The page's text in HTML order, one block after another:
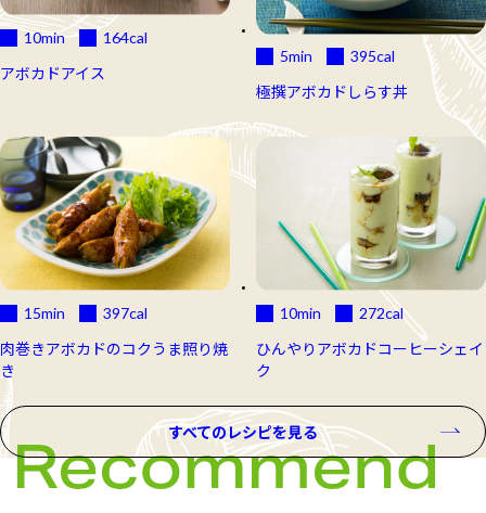
10min 164cal
アボカドアイス
5min 395cal
極撰アボカドしらす丼
15min 397cal
肉巻きアボカドのコクうま照り焼
き
10min 272cal
ひんやりアボカドコーヒーシェイ
ク
すべてのレシピを見る